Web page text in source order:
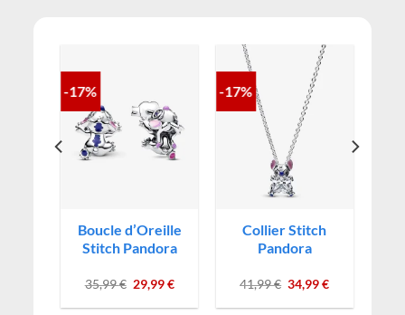
-17%
​Boucle d’Oreille
Stitch Pandora
35,99€ Le
prix
initial
29,99€Le
actuel
-17%
Collier Stitch
Pandora
41,99€ Le
prix
initial
34,99€Le
actuel